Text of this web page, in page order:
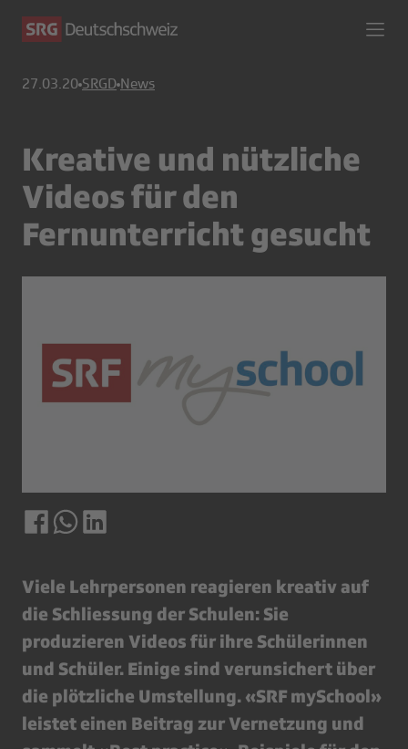
27.03.20 SRGD News
Kreative und nützliche
Videos für den
Fernunterricht gesucht
Viele Lehrpersonen reagieren kreativ auf
die Schliessung der Schulen: Sie
produzieren Videos für ihre Schülerinnen
und Schüler. Einige sind verunsichert über
die plötzliche Umstellung. «SRF mySchool»
leistet einen Beitrag zur Vernetzung und